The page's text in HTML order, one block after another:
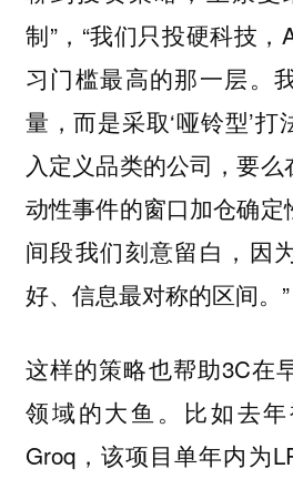
制”，“我们只投硬科技
习门槛最高的那一层。
量，而是采取‘哑铃型’
入定义品类的公司，要
动性事件的窗口加仓确定
间段我们刻意留白，因
好、信息最对称的区间。”
这样的策略也帮助3C在
领域的大鱼。比如去
Groq，该项目单年内为